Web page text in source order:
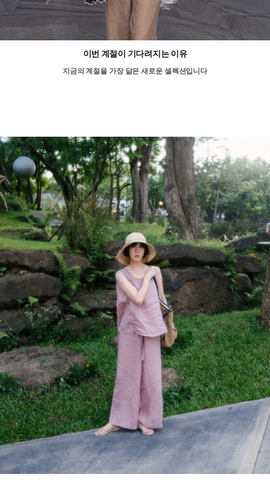
이번 계절이 기다려지는 이유
지금의 계절을 가장 닮은 새로운 셀렉션입니다